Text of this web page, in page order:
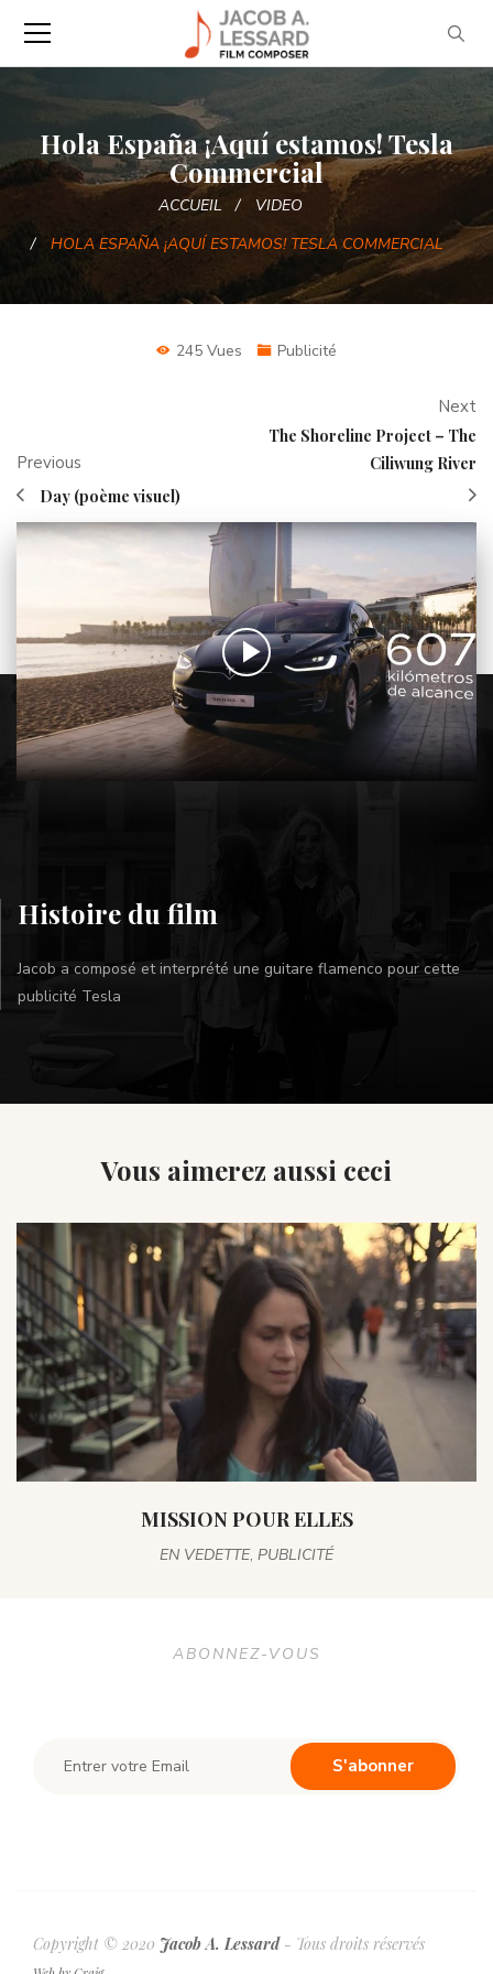
Hola España ¡Aquí estamos! Tesla
Commercial
ACCUEIL
VIDEO
HOLA ESPAÑA ¡AQUÍ ESTAMOS! TESLA COMMERCIAL
245 Vues Publicité
Previous
Day (poème visuel)
Next
The Shoreline Project – The
Ciliwung River
Histoire du film
Jacob a composé et interprété une guitare flamenco pour cette
publicité Tesla
Vous aimerez aussi ceci
MISSION POUR ELLES
EN VEDETTE, PUBLICITÉ
ABONNEZ-VOUS
Copyright © 2020 Jacob A. Lessard- Tous droits réservés